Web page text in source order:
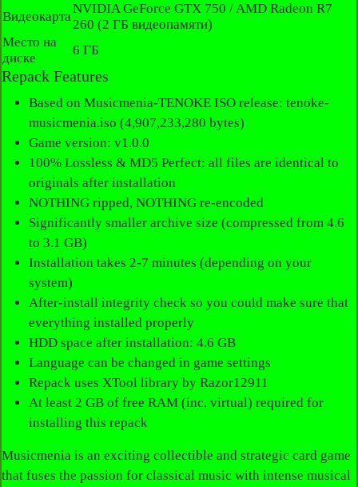
Видеокарта
NVIDIA GeForce GTX 750 / AMD Radeon R7
260 (2 ГБ видеопамяти)
Место на
диске
6 ГБ
Repack Features
Based on Musicmenia-TENOKE ISO release: tenoke-
musicmenia.iso (4,907,233,280 bytes)
Game version: v1.0.0
100% Lossless & MD5 Perfect: all files are identical to
originals after installation
NOTHING ripped, NOTHING re-encoded
Significantly smaller archive size (compressed from 4.6
to 3.1 GB)
Installation takes 2-7 minutes (depending on your
system)
After-install integrity check so you could make sure that
everything installed properly
HDD space after installation: 4.6 GB
Language can be changed in game settings
Repack uses XTool library by Razor12911
At least 2 GB of free RAM (inc. virtual) required for
installing this repack
Musicmenia is an exciting collectible and strategic card game
that fuses the passion for classical music with intense musical